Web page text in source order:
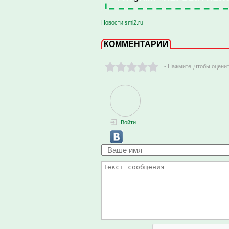
Новости smi2.ru
КОММЕНТАРИИ
- Нажмите ,чтобы
Войти